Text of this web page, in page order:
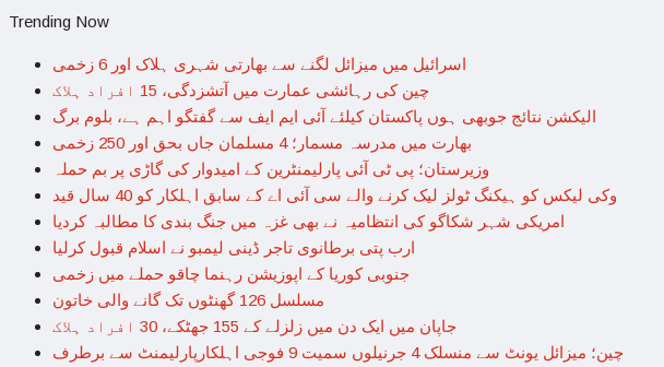
Trending Now
اسرائیل میں میزائل لگنے سے بھارتی شہری ہلاک اور 6 زخمی
چین کی رہائشی عمارت میں آتشزدگی، 15 افراد ہلاک
الیکشن نتائج جوبھی ہوں پاکستان کیلئے آئی ایم ایف سے گفتگو اہم ہے، بلوم برگ
بھارت میں مدرسہ مسمار؛ 4 مسلمان جاں بحق اور 250 زخمی
وزیرستان؛ پی ٹی آئی پارلیمنٹرین کے امیدوار کی گاڑی پر بم حملہ
وکی لیکس کو ہیکنگ ٹولز لیک کرنے والے سی آئی اے کے سابق اہلکار کو 40 سال قید
امریکی شہر شکاگو کی انتظامیہ نے بھی غزہ میں جنگ بندی کا مطالبہ کردیا
ارب پتی برطانوی تاجر ڈینی لیمبو نے اسلام قبول کرلیا
جنوبی کوریا کے اپوزیشن رہنما چاقو حملے میں زخمی
مسلسل 126 گھنٹوں تک گانے والی خاتون
جاپان میں ایک دن میں زلزلے کے 155 جھٹکے، 30 افراد ہلاک
چین؛ میزائل یونٹ سے منسلک 4 جرنیلوں سمیت 9 فوجی اہلکارپارلیمنٹ سے برطرف